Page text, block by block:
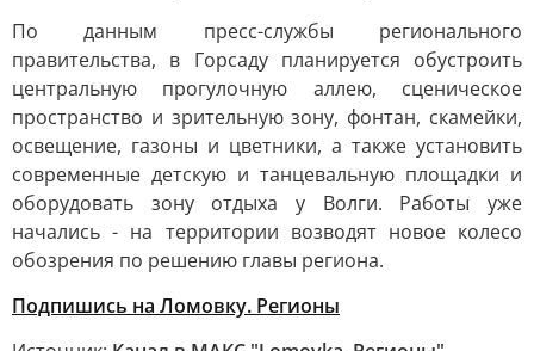
По данным пресс-службы регионального
правительства, в Горсаду планируется обустроить
центральную прогулочную аллею, сценическое
пространство и зрительную зону, фонтан, скамейки,
освещение, газоны и цветники, а также установить
современные детскую и танцевальную площадки и
оборудовать зону отдыха у Волги. Работы уже
начались - на территории возводят новое колесо
обозрения по решению главы региона.
Подпишись на Ломовку. Регионы